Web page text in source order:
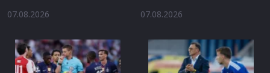
07.08.2026 07.08.2026